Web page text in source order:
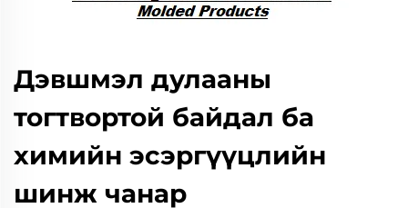
Дэвшмэл дулааны
тогтвортой байдал ба
химийн эсэргүүцлийн
шинж чанар